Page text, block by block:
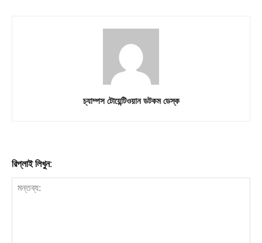
চ্যাম্পস টোয়েন্টিওয়ান ডটকম ডেস্ক
রিপ্লাই লিখুন: